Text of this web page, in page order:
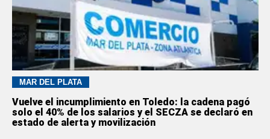
MAR DEL PLATA
Vuelve el incumplimiento en Toledo: la cadena pagó
solo el 40% de los salarios y el SECZA se declaró en
estado de alerta y movilización